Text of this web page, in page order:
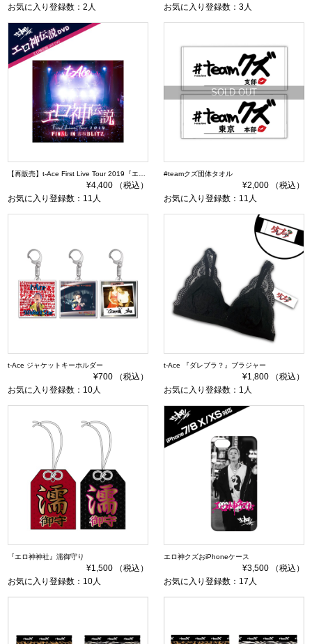
お気に入り登録数：2人
お気に入り登録数：3人
¥4,400 （税込）
お気に入り登録数：11人
SOLD OUT
#teamクズ団体タオル
¥2,000 （税込）
お気に入り登録数：11人
t-Ace ジャケットキーホルダー
¥700 （税込）
お気に入り登録数：10人
t-Ace 『ダレブラ？』ブラジャー
¥1,800 （税込）
お気に入り登録数：1人
『エロ神神社』濡御守り
¥1,500 （税込）
お気に入り登録数：10人
エロ神クズおiPhoneケース
¥3,500 （税込）
お気に入り登録数：17人